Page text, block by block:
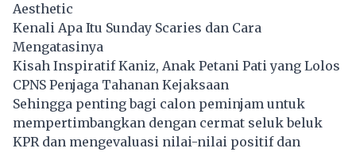
Aesthetic
Kenali Apa Itu Sunday Scaries dan Cara
Mengatasinya
Kisah Inspiratif Kaniz, Anak Petani Pati yang Lolos
CPNS Penjaga Tahanan Kejaksaan
Sehingga penting bagi calon peminjam untuk
mempertimbangkan dengan cermat seluk beluk
KPR dan mengevaluasi nilai-nilai positif dan